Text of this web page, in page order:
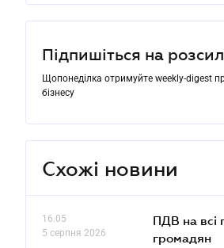
Підпишіться на
Щопонеділка отримуйте weekly-digest
бізнесу
Схожі новини
16.05
5 серпня 2026
ПДВ на всі
громадян